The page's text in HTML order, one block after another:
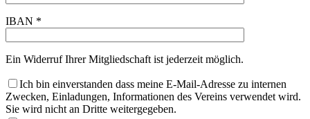
IBAN *
Ein Widerruf Ihrer Mitgliedschaft ist jederzeit möglich.
Ich bin einverstanden dass meine E-Mail-Adresse zu internen
Zwecken, Einladungen, Informationen des Vereins verwendet wird.
Sie wird nicht an Dritte weitergegeben.